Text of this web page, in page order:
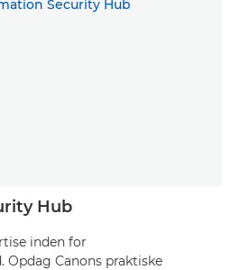
Hub
inden for
Opdag Canons praktiske